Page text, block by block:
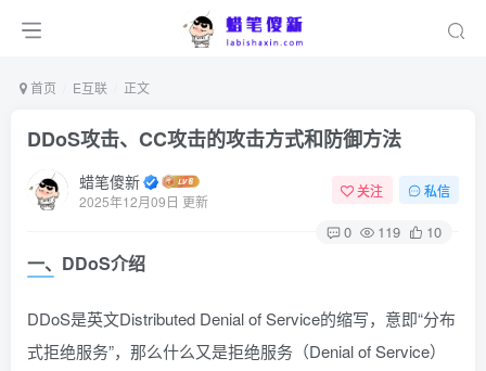
首页 E互联 正文
DDoS攻击、CC攻击的攻击方式和防御方法
蜡笔傻新
2025年12月09日 更新
关注 私信
0 119 10
一、DDoS介绍
DDoS是英文Distributed Denial of Service的缩写，意即“分布
式拒绝服务”，那么什么又是拒绝服务（Denial of Service）